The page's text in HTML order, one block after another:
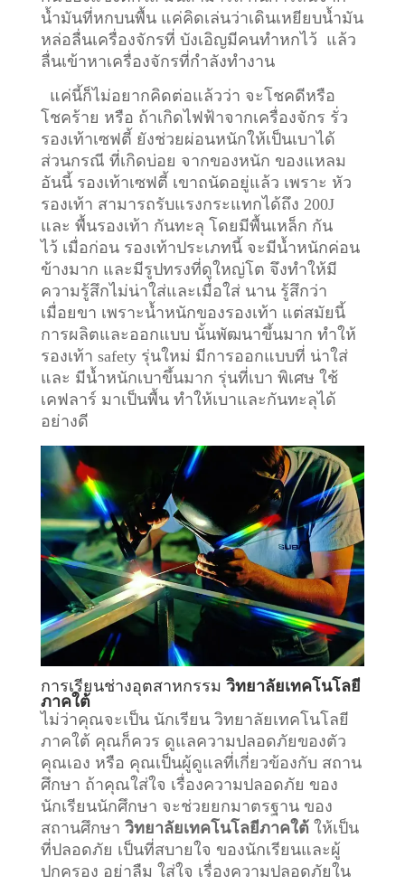
น้ำมันที่หกบนพื้น แค่คิดเล่นว่าเดินเหยียบน้ำมัน
หล่อลื่นเครื่องจักรที่ บังเอิญมีคนทำหกไว้ แล้ว
ลื่นเข้าหาเครื่องจักรที่กำลังทำงาน
แค่นี้ก็ไม่อยากคิดต่อแล้วว่า จะโชคดีหรือ
โชคร้าย หรือ ถ้าเกิดไฟฟ้าจากเครื่องจักร รั่ว
รองเท้าเซฟตี้ ยังช่วยผ่อนหนักให้เป็นเบาได้
ส่วนกรณี ที่เกิดบ่อย จากของหนัก ของแหลม
อันนี้ รองเท้าเซฟตี้ เขาถนัดอยู่แล้ว เพราะ หัว
รองเท้า สามารถรับแรงกระแทกได้ถึง 200J
และ พื้นรองเท้า กันทะลุ โดยมีพื้นเหล็ก กัน
ไว้ เมื่อก่อน รองเท้าประเภทนี้ จะมีน้ำหนักค่อน
ข้างมาก และมีรูปทรงที่ดูใหญ่โต จึงทำให้มี
ความรู้สึกไม่น่าใส่และเมื่อใส่ นาน รู้สึกว่า
เมื่อยขา เพราะน้ำหนักของรองเท้า แต่สมัยนี้
การผลิตและออกแบบ นั้นพัฒนาขึ้นมาก ทำให้
รองเท้า safety รุ่นใหม่ มีการออกแบบที่ น่าใส่
และ มีน้ำหนักเบาขึ้นมาก รุ่นที่เบา พิเศษ ใช้
เคฟลาร์ มาเป็นพื้น ทำให้เบาและกันทะลุได้
อย่างดี
การเรียนช่างอุตสาหกรรม วิทยาลัยเทคโนโลยี
ภาคใต้
ไม่ว่าคุณจะเป็น นักเรียน วิทยาลัยเทคโนโลยี
ภาคใต้ คุณก็ควร ดูแลความปลอดภัยของตัว
คุณเอง หรือ คุณเป็นผู้ดูแลที่เกี่ยวข้องกับ สถาน
ศึกษา ถ้าคุณใส่ใจ เรื่องความปลอดภัย ของ
นักเรียนนักศึกษา จะช่วยยกมาตรฐาน ของ
สถานศึกษา วิทยาลัยเทคโนโลยีภาคใต้ให้เป็น
ที่ปลอดภัย เป็นที่สบายใจ ของนักเรียนและผู้
ปกครอง อย่าลืม ใส่ใจ เรื่องความปลอดภัยใน